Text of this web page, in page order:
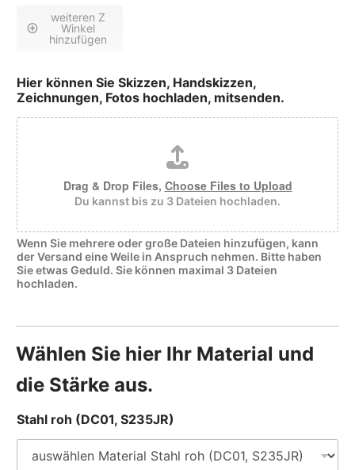
weiteren Z
Winkel
hinzufügen
Hier können Sie Skizzen, Handskizzen,
Zeichnungen, Fotos hochladen, mitsenden.
Drag & Drop Files, Choose Files to Upload
Du kannst bis zu 3 Dateien hochladen.
Wenn Sie mehrere oder große Dateien hinzufügen, kann
der Versand eine Weile in Anspruch nehmen. Bitte haben
Sie etwas Geduld. Sie können maximal 3 Dateien
hochladen.
Wählen Sie hier Ihr Material und
die Stärke aus.
Stahl roh (DC01, S235JR)